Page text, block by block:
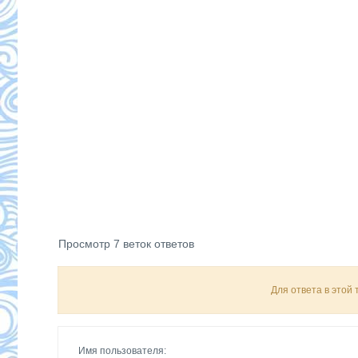
Просмотр 7 веток ответов
Для ответа в этой
Имя пользователя: